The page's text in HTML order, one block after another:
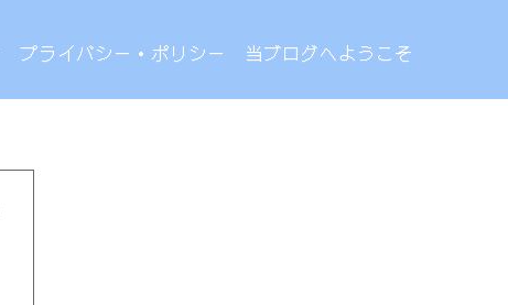
プライバシー・ポリシー 当ブログへようこそ